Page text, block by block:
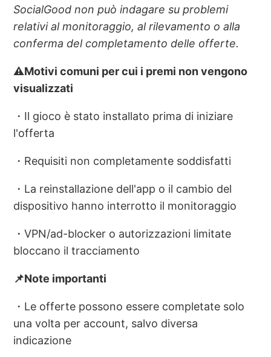
SocialGood non può indagare su problemi
relativi al monitoraggio, al rilevamento o alla
conferma del completamento delle offerte.
⚠️Motivi comuni per cui i premi non vengono
visualizzati
・Il gioco è stato installato prima di iniziare
l'offerta
・Requisiti non completamente soddisfatti
・La reinstallazione dell'app o il cambio del
dispositivo hanno interrotto il monitoraggio
・VPN/ad-blocker o autorizzazioni limitate
bloccano il tracciamento
📌Note importanti
・Le offerte possono essere completate solo
una volta per account, salvo diversa
indicazione